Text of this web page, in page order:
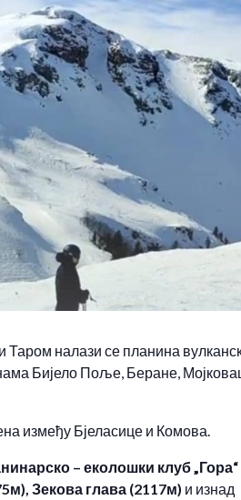
налази се планина
Бијело Поље, Беране,
између Бјеласице и Комова.
– еколошки клуб „Гора“
Зекова глава (2117м) и изнад